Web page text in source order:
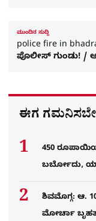
ಮುಂದಿನ ಸುದ್ದಿ
police fire in
ಪೊಲೀಸ್ ಗುಂಡು!
ಈಗ
450
ಬರ್ಬೋದು,
ಶಿವಮೊಗ್ಗ: ಆ.
ಮೋರ್ಚಾ